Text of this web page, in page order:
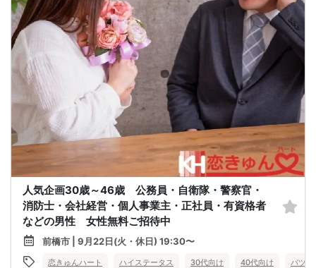
人気企画30歳～46歳 公務員・自衛隊・警察官・
消防士・会社経営・個人事業主・正社員・有資格者
などの男性 女性無料ご招待中
前橋市 | 9月22日(火・休日) 19:30〜
恋きゅんハート ハイステータス 30代向け 40代向け バツ